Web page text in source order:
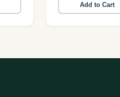
Add to Cart